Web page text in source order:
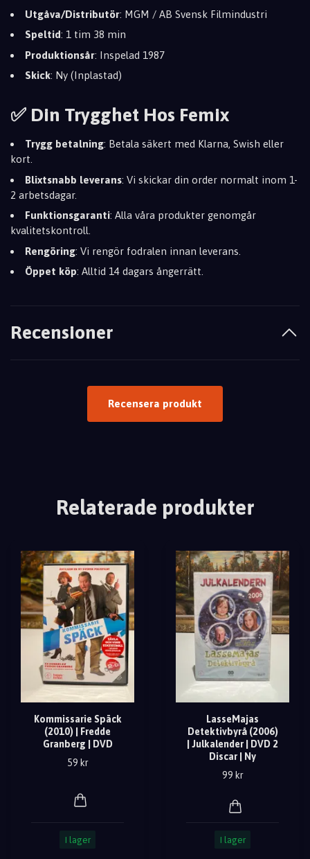
Utgåva/Distributör: MGM / AB Svensk Filmindustri
Speltid: 1 tim 38 min
Produktionsår: Inspelad 1987
Skick: Ny (Inplastad)
✅ Din Trygghet Hos Femix
Trygg betalning: Betala säkert med Klarna, Swish eller
kort.
Blixtsnabb leverans: Vi skickar din order normalt inom 1-
2 arbetsdagar.
Funktionsgaranti: Alla våra produkter genomgår
kvalitetskontroll.
Rengöring: Vi rengör fodralen innan leverans.
Öppet köp: Alltid 14 dagars ångerrätt.
Recensioner
Recensera produkt
Relaterade produkter
Kommissarie Späck
(2010) | Fredde
Granberg | DVD
59 kr
I lager
LasseMajas
Detektivbyrå (2006)
| Julkalender | DVD 2
Discar | Ny
99 kr
I lager